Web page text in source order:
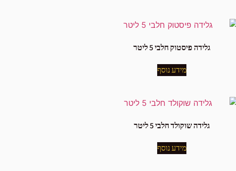
גלידה פיסטוק חלבי 5 ליטר
מידע נוסף
גלידה שוקולד חלבי 5 ליטר
מידע נוסף